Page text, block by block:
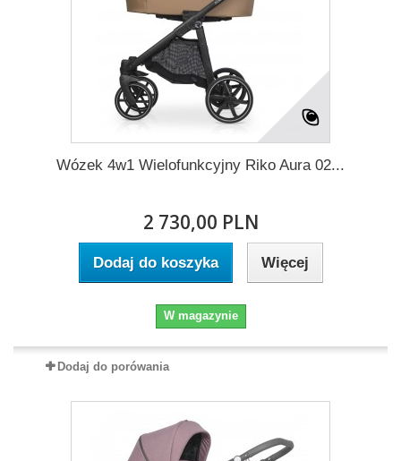
Wózek 4w1 Wielofunkcyjny Riko Aura 02...
2 730,00 PLN
Dodaj do koszyka Więcej
W magazynie
Dodaj do porówania